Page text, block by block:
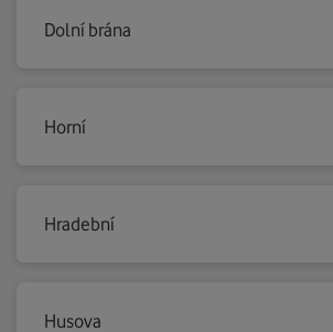
Dolní brána
Horní
Hradební
Husova